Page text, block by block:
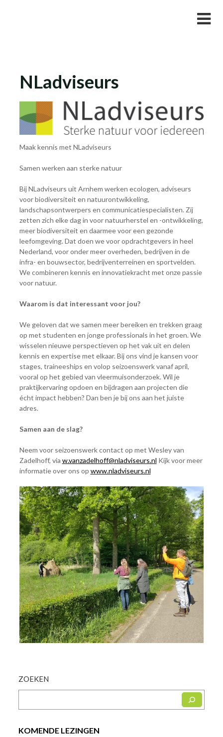
NLadviseurs
Maak kennis met NLadviseurs
Samen werken aan sterke natuur
Bij NLadviseurs uit Arnhem werken ecologen, adviseurs
voor biodiversiteit en natuurontwikkeling,
landschapsontwerpers en communicatiespecialisten. Zij
zetten zich elke dag in voor natuurherstel en -ontwikkeling,
meer biodiversiteit en daarmee voor een gezonde
leefomgeving. Dat doen we voor opdrachtgevers in heel
Nederland, voor onder meer overheden, bedrijven in de
infra- en bouwsector, bedrijventerreinen en sportvelden.
We combineren kennis en innovatiekracht met onze passie
voor natuur.
Waarom is dat interessant voor jou?
We geloven dat we samen meer bereiken en trekken graag
op met studenten en jonge professionals in het groen. We
wisselen nieuwe perspectieven op het vak uit en delen
kennis en expertise met elkaar. Bij ons vind je kansen voor
stages, traineeships en volop seizoenswerk vanaf april,
vooral op het gebied van vleermuisonderzoek. Wil je
praktijkervaring opdoen en bijdragen aan projecten die
écht impact hebben? Dan ben je bij ons aan het juiste
adres.
Samen aan de slag?
Neem voor seizoenswerk contact op met Wesley van
Zadelhoff, via w.vanzadelhoff@nladviseurs.nl Kijk voor meer
informatie over ons op www.nladviseurs.nl
ZOEKEN
KOMENDE LEZINGEN